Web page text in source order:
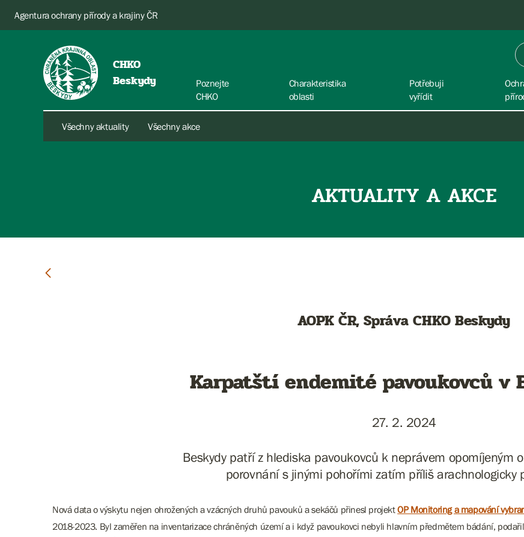
Agentura ochrany přírody a krajiny ČR
CHKO
Beskydy
Poznejte
CHKO
Charakteristika
oblasti
Potřebuji
vyřídit
Všechny aktuality Všechny akce
AKTUALITY A AKCE
AOPK ČR, Správa CHKO Beskydy
Karpatští endemité pavoukovců v
27. 2. 2024
Beskydy patří z hlediska pavoukovců k neprávem opomíjeným
porovnání s jinými pohořími zatím příliš arachnologicky
Nová data o výskytu nejen ohrožených a vzácných druhů pavouků a sekáčů přinesl projektOP Monitoring a mapování
2018-2023. Byl zaměřen na inventarizace chráněných území a i když pavoukovci nebyli hlavním předmětem bádání,